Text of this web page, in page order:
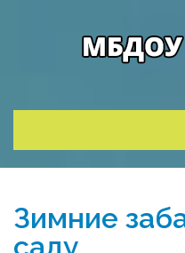
Деятельность
Зимние